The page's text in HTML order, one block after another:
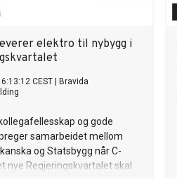
elektro til nybygg i
CEST
Bravida
og gode
samarbeidet mellom
og Statsbygg når C-
nye Regjeringskvartalet skal